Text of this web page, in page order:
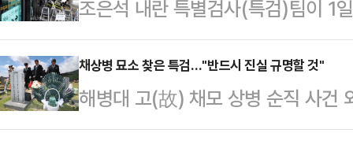
지 않을까 예측하고 시간을 잡았다
들과 만나 "…
끄는 내란 특검팀은 이날 윤 전 대
특검 사무실이 마련된 서울고등검
대통령은 내란 특검팀이 2차 소환
에 모습을 드러내지 않았다. 내란
전 대…
조은석 내란 특별검사(특검)팀이 1
령에게 오는 5일 오전 9시까지 출
는 이날 오전 특검 사무실이 마련된
전 대통령이 금일 특검의 출석 요구
7월5일 9시까지 출석하라고 통지
채상병 묘소 찾은 특검…"반드시 진실 규명할 것"
해병대 고(故) 채모 상병 순직 사건
사 개시를 하루 앞둔 1일 채 상병이